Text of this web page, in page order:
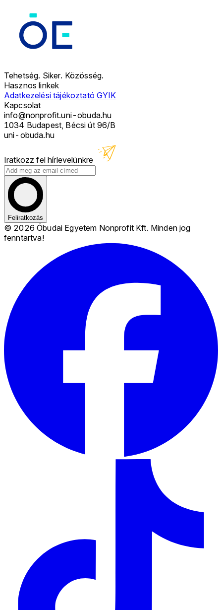
Tehetség. Siker. Közösség.
Hasznos linkek
Adatkezelési tájékoztatóGYIK
Kapcsolat
info@nonprofit.uni-obuda.hu
1034 Budapest, Bécsi út 96/B
uni-obuda.hu
Iratkozz fel hírlevelünkre
Feliratkozás
© 2026 Óbudai Egyetem Nonprofit Kft. Minden jog
fenntartva!